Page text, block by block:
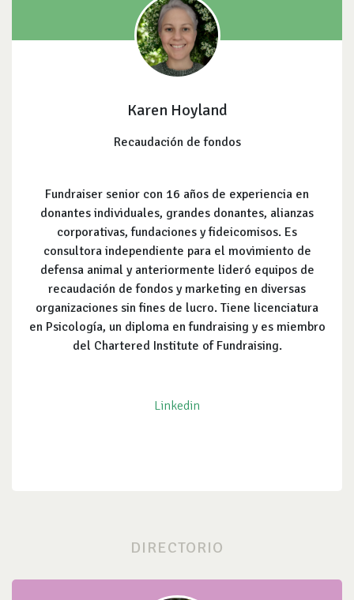
Karen Hoyland
Recaudación de fondos
Fundraiser senior con 16 años de experiencia en
donantes individuales, grandes donantes, alianzas
corporativas, fundaciones y fideicomisos. Es
consultora independiente para el movimiento de
defensa animal y anteriormente lideró equipos de
recaudación de fondos y marketing en diversas
organizaciones sin fines de lucro. Tiene licenciatura
en Psicología, un diploma en fundraising y es miembro
del Chartered Institute of Fundraising.
Linkedin
DIRECTORIO